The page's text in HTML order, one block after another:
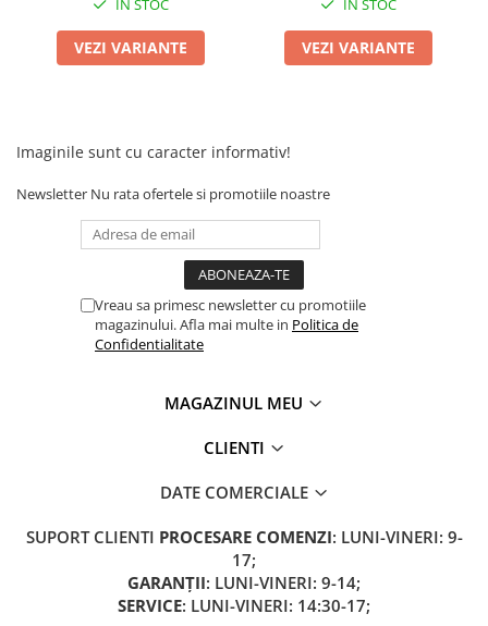
KuKirin G2 MASTER
Kukirin G2 MAX
KuKirin G2 PRO
KuKirin S1 PRO
Kugoo S1
Piese Xiaomi
Scooter 3 Lite (Mi3 Lite)
Scooter 4 PRO (Mi4 PRO)
Piese Xiaomi Scooter 5 PLUS
Piese Xiaomi Scooter 5 PRO
Piese Xiaomi Scooter 6 PRO
Piese Xiaomi Scooter 6 MAX
IN STOC
VEZI VARIANTE
IN STOC
VEZI VARIANTE
Imaginile sunt cu caracter informativ!
Newsletter Nu rata ofertele si promotiile noastre
Vreau sa primesc newsletter cu promotiile
magazinului. Afla mai multe in Politica de
Confidentialitate
MAGAZINUL MEU
CLIENTI
DATE COMERCIALE
SUPORT CLIENTI PROCESARE COMENZI: LUNI-VINERI: 9-
17;
GARANȚII: LUNI-VINERI: 9-14;
SERVICE: LUNI-VINERI: 14:30-17;